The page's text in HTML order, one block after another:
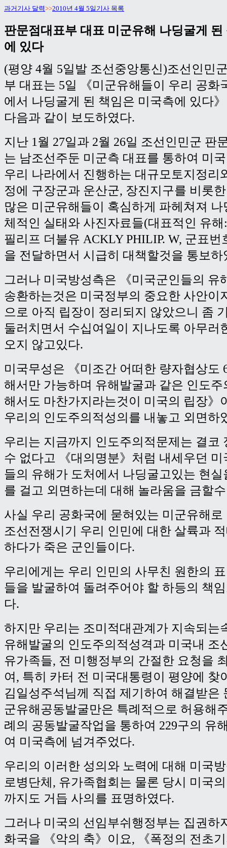
과거기사 달력>>2010년 4월 5일기사 목록
판문점대표부 대표 미군유해 나딩굴게
에 있다
(평양 4월 5일발 조선중앙통신)조선인민
부 대표는 5일 《미군유해들이 우리 공화
에서 나딩굴게 된 책임은 미국측에 있다
다음과 같이 보도하였다.
지난 1월 27일과 2월 26일 조선인민군 판
는 남조선주둔 미군측 대표를 통하여 미
우리 나라에서 진행하는 대규모토지정리
정에 구장군과 운산군, 장진지구를 비롯
많은 미군유해들이 혹심하게 파헤쳐져
체적인 실태와 사진자료들(대표적인 유
필리프 더불유 ACKLY PHILIP. W, 군표번
을 전달하면서 시급히 대책할것을 통보하
그러나 미국방성측은 《미국군인들의 유
송환하는것은 미국정부의 중요한 사안이
으로 아직 립장이 정리되지 않았으니 좀
둘러치면서 수십여일이 지나도록 아무러
오지 않고있다.
미국무성은 《미조간 어떠한 량자협상도
해서만 가능하며 유해발굴과 같은 인도
해서도 마찬가지라는것이 미국의 립장》
우리의 인도주의적성의를 내놓고 외면하
우리는 지금까지 인도주의적문제는 결코
수 없다고 《대의명분》처럼 내세우던
들의 유해가 도처에서 나딩굴고있는 현
를 걸고 외면하는데 대해 놀라움을 금할
사실 우리 공화국에 묻혀있는 미군유해로
조선전쟁시기 우리 인민에 대한 살륙과
하다가 죽은 군인들이다.
우리에게는 우리 인민의 사무친 원한의
들을 발굴하여 돌려주어야 할 하등의 책
다.
하지만 우리는 조미적대관계가 지속되는
유해발굴의 인도주의적성격과 미국내 조
유가족들, 전 미행정부의 간절한 요청을
여, 특히 카터 전 미국대통령이 평양에 찾
김일성주석님께 직접 제기하여 해결받은
군유해공동발굴만은 특례적으로 허용해
례의 공동발굴작업을 통하여 229구의 유
여 미국측에 넘겨주었다.
우리의 이러한 성의와 노력에 대해 미국
로병단체, 유가족협회는 물론 당시 미국
까지도 거듭 사의를 표명하였다.
그러나 미국의 선임부쉬행정부는 집권하
화국을 《악의 축》이요, 《폭정의 전초